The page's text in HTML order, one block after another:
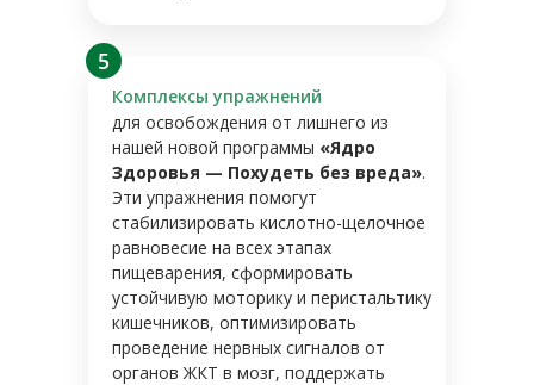
Комплексы упражнений
для освобождения от лишнего из
нашей новой программы «Ядро
Здоровья — Похудеть без вреда».
Эти упражнения помогут
стабилизировать кислотно-щелочное
равновесие на всех этапах
пищеварения, сформировать
устойчивую моторику и перистальтику
кишечников, оптимизировать
проведение нервных сигналов от
органов ЖКТ в мозг, поддержать
5